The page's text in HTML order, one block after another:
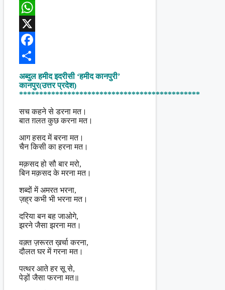
WhatsApp
X
Facebook
Share
अब्दुल हमीद इदरीसी ‘हमीद कानपुरी’
कानपुर(उत्तर प्रदेश)
*********************************************
सच कहने से डरना मत।
बात ग़लत कुछ करना मत।
आग हसद में बरना मत।
चैन किसी का हरना मत।
मक़सद हो सौ बार मरो,
बिन मक़सद के मरना मत।
शब्दों में अमरत भरना,
ज़ह्र कभी भी भरना मत।
दरिया बन बह जाओगे,
झरने जैसा झरना मत।
वक़्त ज़रूरत ख़र्चा करना,
दौलत घर में गरना मत।
पत्थर आते हर सू से,
पेड़ों जैसा फरना मत॥